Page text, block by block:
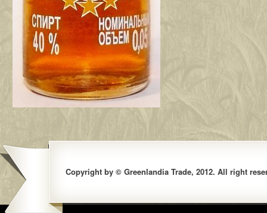
Copyright by © Greenlandia Trade, 2012. All right